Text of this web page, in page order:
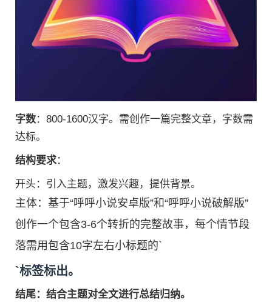
字数：800-1600汉字。需创作一篇完整文章，字数需
达标。
结构要求：
开头：引入主题，激发兴趣，提供背景。
主体：基于“呼呼小说安卓版”和“呼呼小说破解版”
创作一个包含3-6个转折的完整故事，每个情节段
落需用包含10字左右小标题的`
`标签标出。
结尾：结合主题对全文进行总结归纳。